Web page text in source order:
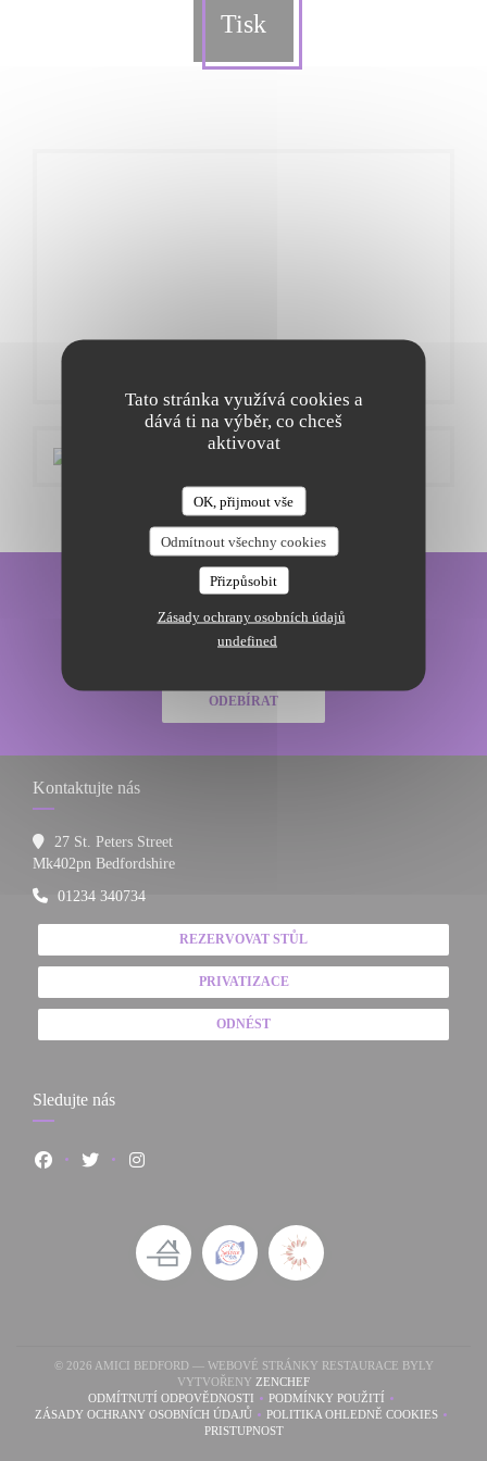
Tato stránka využívá cookies a
dává ti na výběr, co chceš
aktivovat
OK, přijmout vše
Odmítnout všechny cookies
Přizpůsobit
Zásady ochrany osobních údajů
undefined
Tisk
Zůstaňte v obraze
Přihlaste se k odběru našeho newsletteru a dostávejte od nás e-mailem
personalizovaná sdělení a marketingové nabídky.
ODEBÍRAT
Kontaktujte nás
27 St. Peters Street
Mk402pn Bedfordshire((otevře se v novém okně))
01234 340734
REZERVOVAT STŮL
PRIVATIZACE
ODNÉST
Sledujte nás
Facebook ((otevře se v novém okně))
Twitter ((otevře se v novém okně))
Instagram ((otevře se v novém okně))
© 2026 AMICI BEDFORD — WEBOVÉ STRÁNKY RESTAURACE BYLY
VYTVOŘENY ZENCHEF((OTEVŘE SE V NOVÉM OKNĚ))
ODMÍTNUTÍ ODPOVĚDNOSTI((OTEVŘE SE V NOVÉM OKNĚ))
PODMÍNKY POUŽITÍ((OTEVŘE SE V NOVÉM
ZÁSADY OCHRANY OSOBNÍCH ÚDAJŮ
((OTEVŘE SE V NOVÉM OKNĚ))POLITIKA OHLEDNĚ COOKIES
((OTEVŘE SE V
PRISTUPNOST((OTEVŘE SE V NOVÉM OKNĚ))